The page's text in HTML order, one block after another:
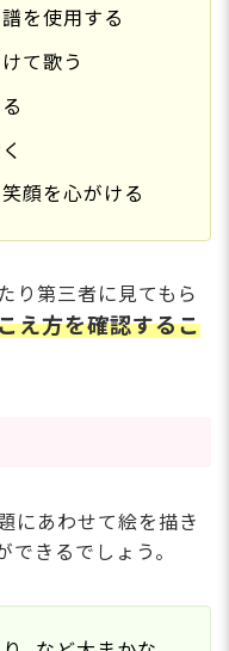
を使用する
て歌う
顔を心がける
り第三者に見てもら
え方を確認するこ
にあわせて絵を描き
できるでしょう。